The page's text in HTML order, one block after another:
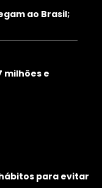
ao Brasil;
milhões e
para evitar